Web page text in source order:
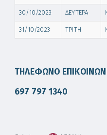
30/10/2023 ΔΕΥΤΕΡΑ
31/10/2023 ΤΡΙΤΗ
ΤΗΛΕΦΩΝΟ
697 797 1340